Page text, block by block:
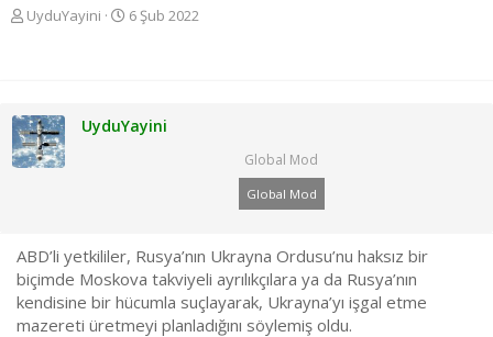
K
u
b
a
ş
a
n
UyduYayini
B
g
h
i
6 Şub 2022
UyduYayini
Global Mod
Global Mod
ABD’li yetkililer, Rusya’nın Ukrayna Ordusu’nu haksız bir
biçimde Moskova takviyeli ayrılıkçılara ya da Rusya’nın
kendisine bir hücumla suçlayarak, Ukrayna’yı işgal etme
mazereti üretmeyi planladığını söylemiş oldu.